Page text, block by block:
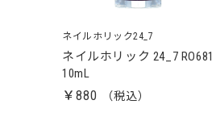
ネイルホリック24_7
ネイルホリック 24_7 RO681
10mL
￥880